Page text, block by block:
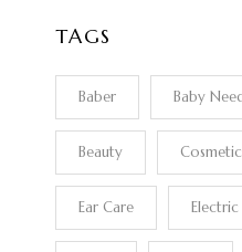
TAGS
Baber Baby
Beauty Cosmetic
Ear Care Electric